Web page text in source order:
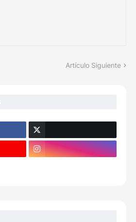
Artículo Siguiente